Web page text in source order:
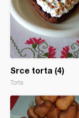
Srce torta (4)
Torte